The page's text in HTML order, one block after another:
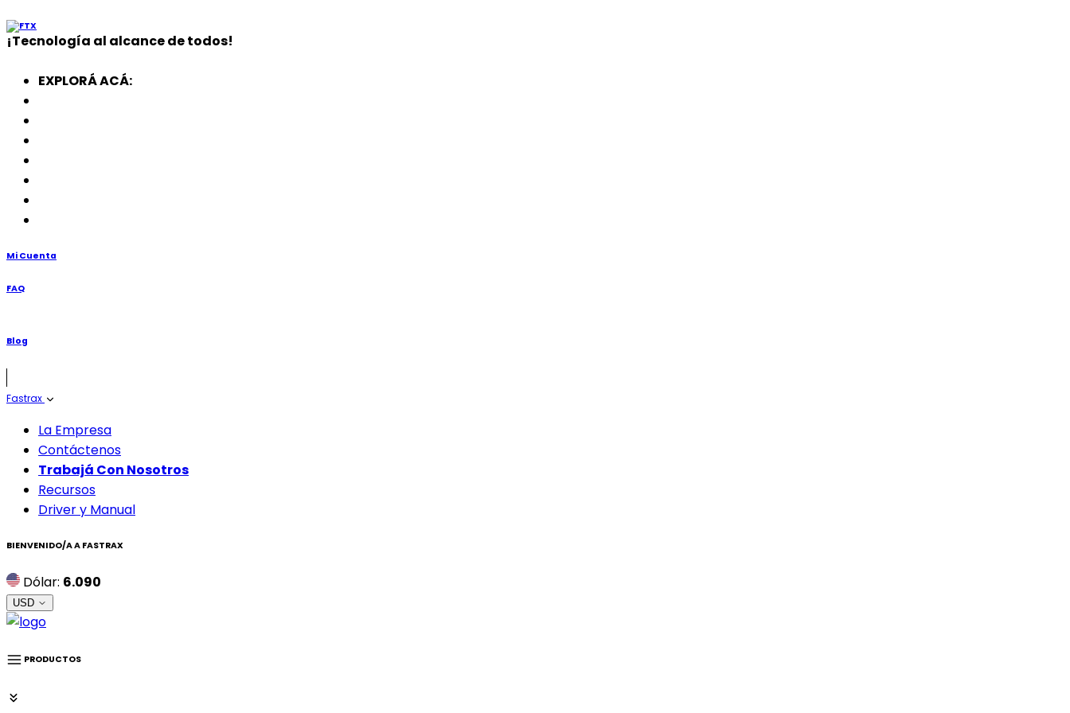
¡Tecnología al alcance de todos!
EXPLORÁ ACÁ:
Mi Cuenta
FAQ
Blog
Fastrax
La Empresa
Contáctenos
Trabajá Con Nosotros
Recursos
Driver y Manual
BIENVENIDO/A A FASTRAX
Dólar: 6.090
USD
PRODUCTOS